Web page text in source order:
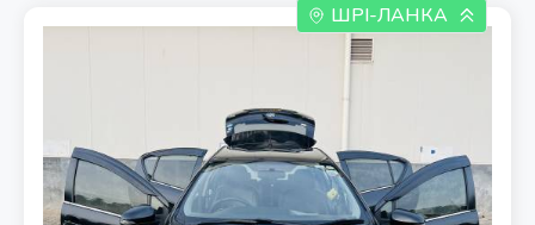
ШРІ-ЛАНКА